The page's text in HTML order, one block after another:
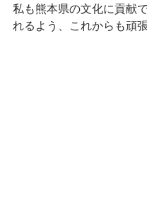
私も熊本県の文化に貢献
れるよう、これからも頑